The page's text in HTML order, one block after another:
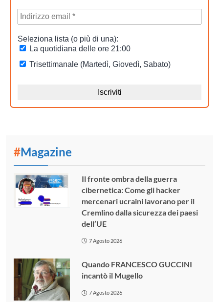
#Magazine
Il fronte ombra della guerra
cibernetica: Come gli hacker
mercenari ucraini lavorano per il
Cremlino dalla sicurezza dei paesi
dell’UE
7 Agosto 2026
Quando FRANCESCO GUCCINI
incantò il Mugello
7 Agosto 2026